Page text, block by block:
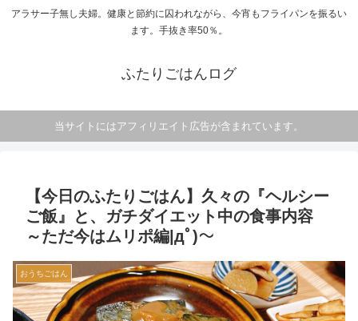
アラサー子無し夫婦。健康と節約に囚われながら、今宵もフライパンを振るい
ます。手抜き率50％。
ふたりごはんログ
当サイトにはアフィリエイト広告が含まれています。
【今日のふたりごはん】久々の『ヘルシー
ご飯』と、ガチダイエット中の食事内容
～ただ今はムリポ編|дﾟ)～
おうちごはん